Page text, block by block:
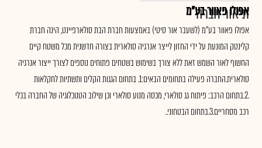
תיאור חברה
אפולו פאוור בע"מ
אפולו פאוור בע"מ (לשעבר אור סיטי) באמצעות חברת הבת סולארפיינט, הינה חברת
קלינטק המונעת על ידי החזון לייצר אנרגיה סולארית בצורה חדשנית מכל משטח קיים
החשוף לאור השמש זאת ללא צורך בשימוש בשטחים פתוחים נוספים לצורך ייצור אנרגיה
סולארית.החברה פעילה בתחומים הבאים:1. בתחום הגגות הקלים ותשתיות לחקלאות
.2.בתחום הרכב: פיתוח גג סולארי, מכסה מנוע סולארי וכן שילוב הטנוכלוגיה של החברה בכלי
רכב מסחריים.3.בתחום הבטחוני..